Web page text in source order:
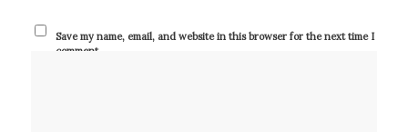
Save my name, email, and website in this browser for the next time I
comment.